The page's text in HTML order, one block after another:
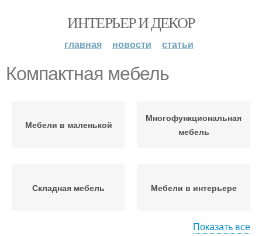
ИНТЕРЬЕР И ДЕКОР
главная новости статьи
Компактная мебель
Мебели в маленькой
Многофункциональная
мебель
Складная мебель Мебели в интерьере
Показать все